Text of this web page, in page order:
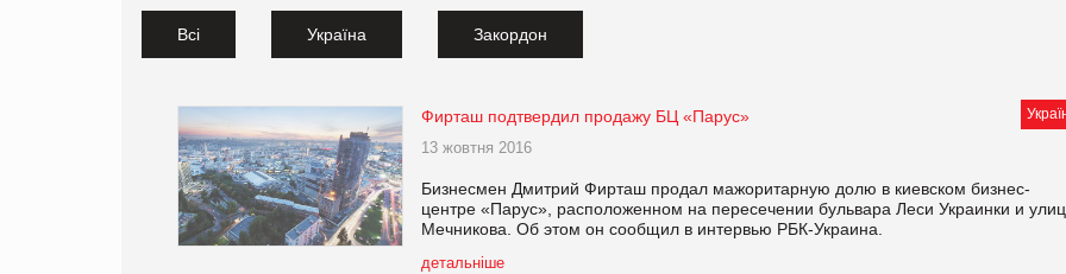
Всі Україна Закордон
Фирташ подтвердил продажу БЦ «Парус»
13 жовтня 2016
Бизнесмен Дмитрий Фирташ продал мажоритарную долю в киевском бизнес-
центре «Парус», расположенном на пересечении бульвара Леси Украинки и
Мечникова. Об этом он сообщил в интервью РБК-Украина.
детальніше